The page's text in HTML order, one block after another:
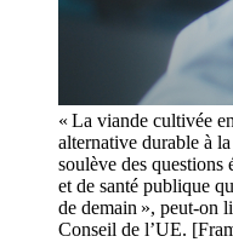
« La viande cultivée
alternative durable à
soulève des questions
et de santé publique
de demain », peut-on
Conseil de l’UE.